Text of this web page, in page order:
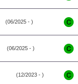
(06/2025 - )
(06/2025 - )
(12/2023 - )